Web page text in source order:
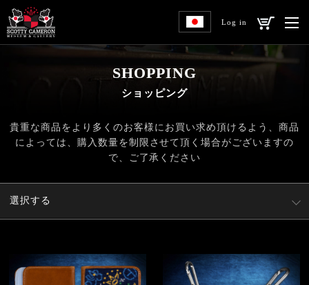
Log in
SHOPPING
ショッピング
貴重な商品をより多くのお客様にお買い求め頂けるよう、 商品
によっては、購入数量を制限させて頂く場合がございますの
で、ご了承ください
選択する